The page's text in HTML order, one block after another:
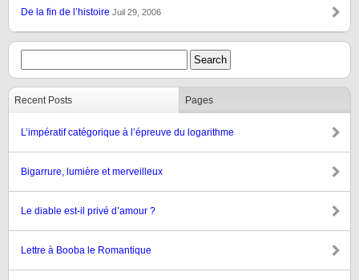
De la fin de l’histoire Juil 29, 2006
Recent Posts Pages
L’impératif catégorique à l’épreuve du logarithme
Bigarrure, lumière et merveilleux
Le diable est-il privé d’amour ?
Lettre à Booba le Romantique